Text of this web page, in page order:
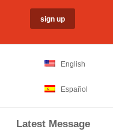
English
Español
Latest Message